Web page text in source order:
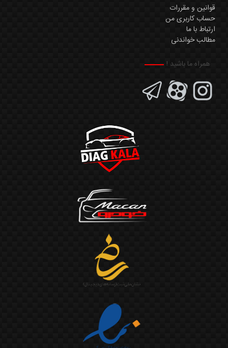
قوانین و مقررات
حساب کاربری من
ارتباط با ما
مطالب خواندنی
همراه ما باشید !